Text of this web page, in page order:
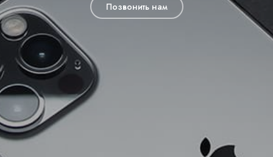
Позвонить нам